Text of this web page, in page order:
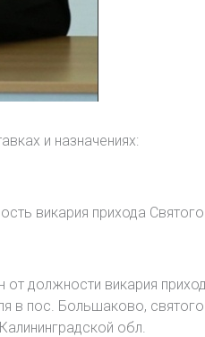
и назначениях:
викария прихода
должности викария
в пос. Большаково,
обл.